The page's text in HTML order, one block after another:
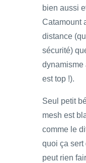
bien aussi
Catamount
distance
sécurité)
dynamisme
est top !).
Seul petit
mesh est
comme le
quoi ça sert
peut rien